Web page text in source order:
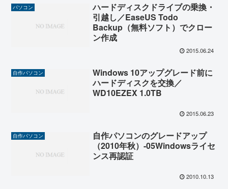
パソコン
ハードディスクドライブの乗換・
引越し／EaseUS Todo
Backup（無料ソフト）でクロー
ン作成
2015.06.24
自作パソコン
Windows 10アップグレード前に
ハードディスクを交換／
WD10EZEX 1.0TB
2015.06.23
自作パソコン
自作パソコンのグレードアップ
（2010年秋）-05Windowsライセ
ンス再認証
2010.10.13